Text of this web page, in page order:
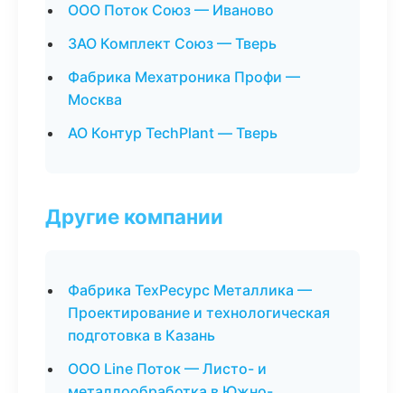
ООО Поток Союз — Иваново
ЗАО Комплект Союз — Тверь
Фабрика Мехатроника Профи —
Москва
АО Контур TechPlant — Тверь
Другие компании
Фабрика ТехРесурс Металлика —
Проектирование и технологическая
подготовка в Казань
ООО Line Поток — Листо- и